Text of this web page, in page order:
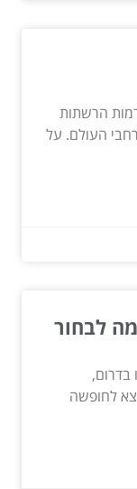
הרשתות
העולם. על
לבחור
בדרום,
לחופשה